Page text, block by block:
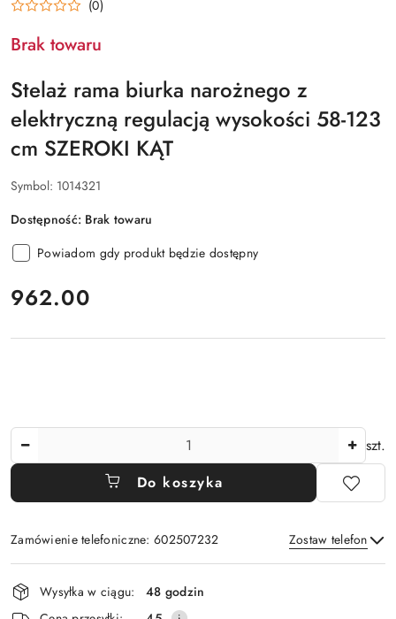
(0)
Brak towaru
Stelaż rama biurka narożnego z
elektryczną regulacją wysokości 58-123
cm SZEROKI KĄT
Symbol: 1014321
Dostępność: Brak towaru
Powiadom gdy produkt będzie dostępny
cena:
962.00
szt.
Do koszyka
Zamówienie telefoniczne: 602507232 Zostaw telefon
Dostępność
i
Wysyłka w ciągu:
48 godzin